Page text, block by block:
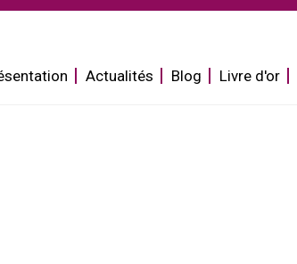
contenu
Actualités Blog Livre d'or